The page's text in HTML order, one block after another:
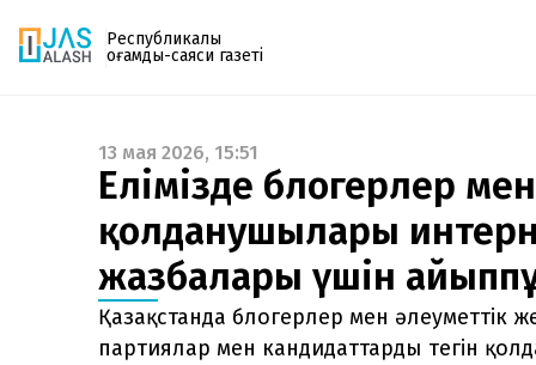
Республикалық
қоғамдық-саяси газеті
Газетке жазылу
PDF форматтағы газетті ай сайын электронды
поштаңызға алып отырыңыз. Жаңа нөмір
шыққан сәтте сізге бірден жіберіледі. Тек email
енгізіңіз, біз қалғанын өзіміз жібереміз.
13 мая 2026, 15:51
Елімізде блогерлер
қолданушылары
жазбалары үшін
Қазақстанда блогерлер мен әлеуметтік
партиялар мен кандидаттарды тегін